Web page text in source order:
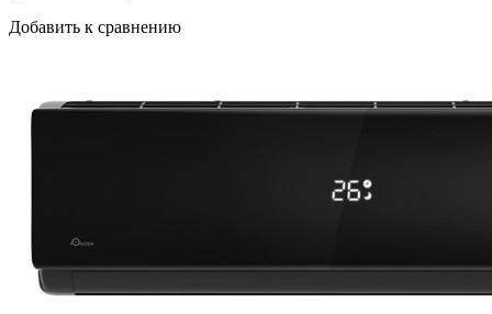
Добавить к сравнению